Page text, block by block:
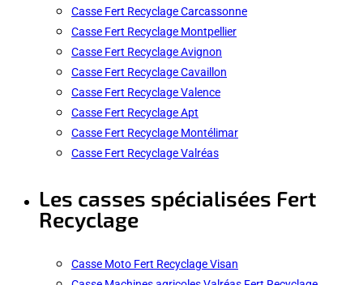
Casse Fert Recyclage Carcassonne
Casse Fert Recyclage Montpellier
Casse Fert Recyclage Avignon
Casse Fert Recyclage Cavaillon
Casse Fert Recyclage Valence
Casse Fert Recyclage Apt
Casse Fert Recyclage Montélimar
Casse Fert Recyclage Valréas
Les casses spécialisées Fert
Recyclage
Casse Moto Fert Recyclage Visan